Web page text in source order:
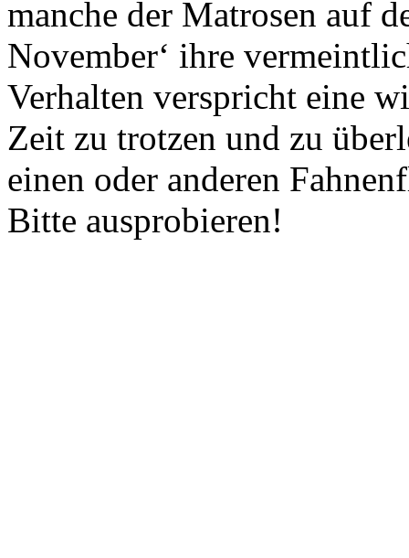
manche der Matrosen auf
November‘ ihre
Verhalten verspricht eine
Zeit zu trotzen und zu
einen oder anderen
Bitte ausprobieren!